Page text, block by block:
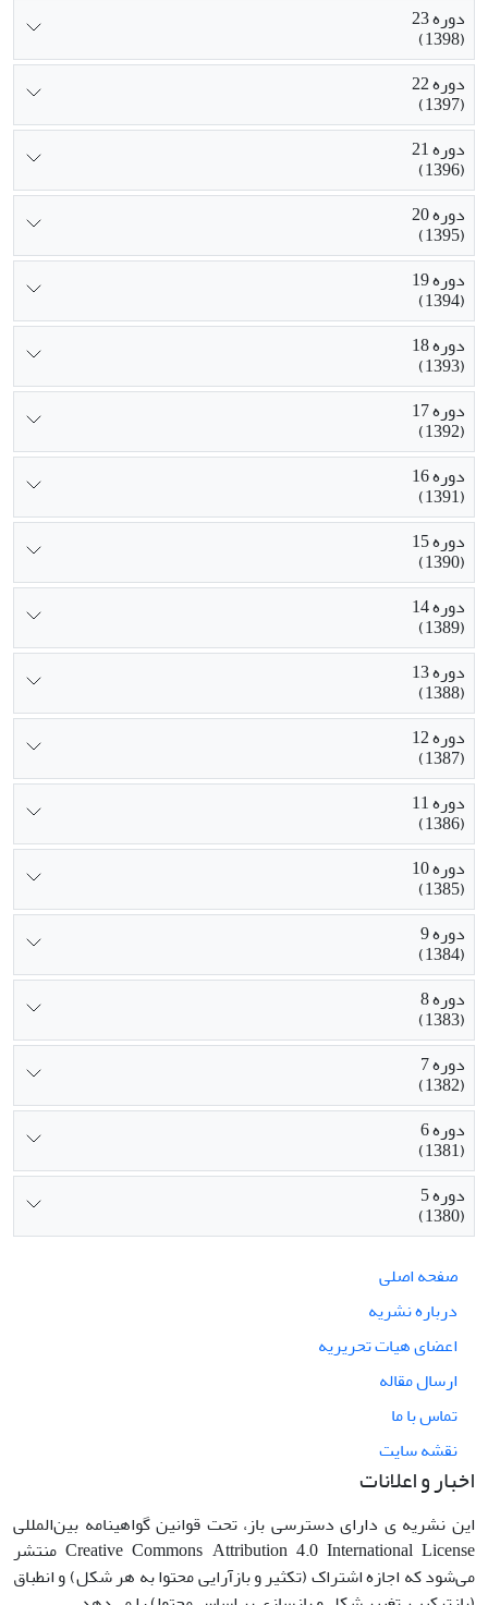
دوره 23
(1398)
دوره 22
(1397)
دوره 21
(1396)
دوره 20
(1395)
دوره 19
(1394)
دوره 18
(1393)
دوره 17
(1392)
دوره 16
(1391)
دوره 15
(1390)
دوره 14
(1389)
دوره 13
(1388)
دوره 12
(1387)
دوره 11
(1386)
دوره 10
(1385)
دوره 9
(1384)
دوره 8
(1383)
دوره 7
(1382)
دوره 6
(1381)
دوره 5
(1380)
صفحه اصلی
درباره نشریه
اعضای هیات تحریریه
ارسال مقاله
تماس با ما
نقشه سایت
اخبار و اعلانات
این نشریه ی دارای دسترسی باز، تحت قوانین گواهینامه بین‌المللی
Creative Commons Attribution 4.0 International License منتشر
می‌شود که اجازه اشتراک (تکثیر و بازآرایی محتوا به هر شکل) و انطباق